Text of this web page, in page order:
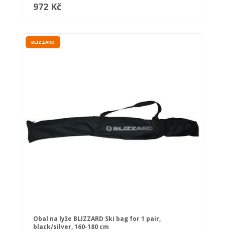
972 Kč
BLIZZARD
Obal na lyže BLIZZARD Ski bag for 1 pair,
black/silver, 160-180 cm